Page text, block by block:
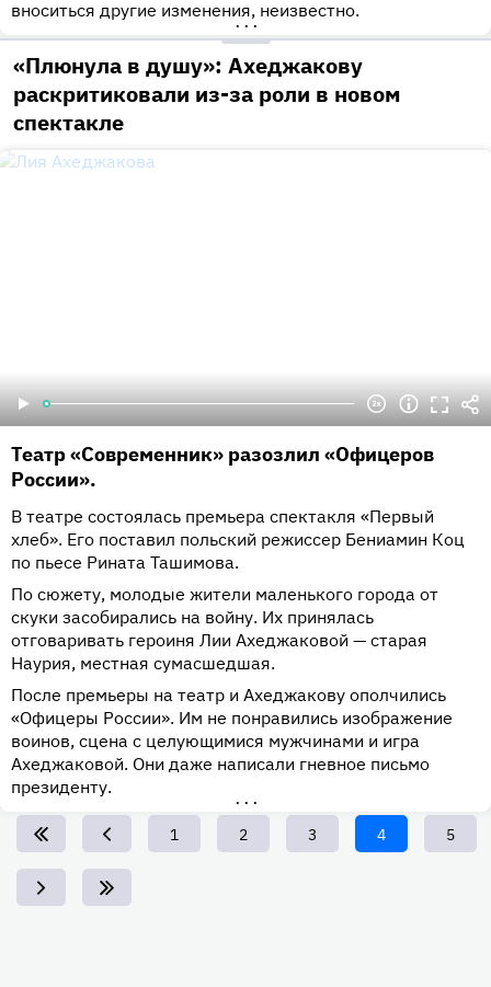
вноситься другие изменения, неизвестно.
•••
«Плюнула в душу»: Ахеджакову
раскритиковали из-за роли в новом
спектакле
Театр «Современник» разозлил «Офицеров
России».
В театре состоялась премьера спектакля «Первый
хлеб». Его поставил польский режиссер Бениамин Коц
по пьесе Рината Ташимова.
По сюжету, молодые жители маленького города от
скуки засобирались на войну. Их принялась
отговаривать героиня Лии Ахеджаковой — старая
Наурия, местная сумасшедшая.
После премьеры на театр и Ахеджакову ополчились
«Офицеры России». Им не понравились изображение
воинов, сцена с целующимися мужчинами и игра
Ахеджаковой. Они даже написали гневное письмо
президенту.
•••
Page
1 Page
2 Page
3 Текущая
страница
4 Page
5